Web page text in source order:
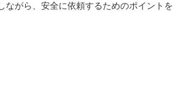
ながら、安全に依頼するためのポイントを